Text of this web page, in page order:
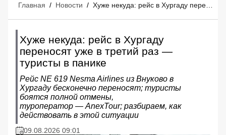
Главная / Новости /
Хуже некуда: рейс в Хургаду
переносят уже в третий раз —
туристы в панике
Рейс NE 619 Nesma Airlines из Внуково в
Хургаду бесконечно переносят; туристы
боятся полной отмены,
туроператор — AnexTour; разбираем, как
действовать в этой ситуации
09.08.2026 09:01